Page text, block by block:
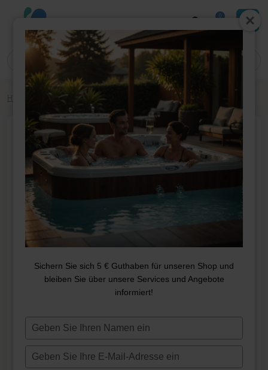
0
Home Whirlpool-Teile Umschlag 193*193
UMSCHLAG 193*193
694,98€
Auf Lager
Sichern Sie sich 5 € Guthaben für unseren Shop und
bleiben Sie über unsere Services und Angebote
informiert!
Typ
naam
Typ